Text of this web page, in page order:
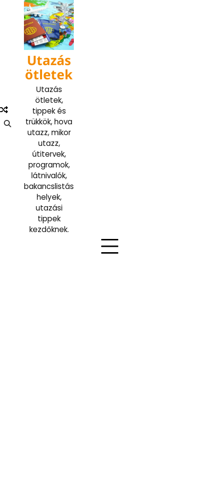
content
Utazás
ötletek
Utazás
ötletek,
tippek és
trükkök, hova
utazz, mikor
utazz,
útitervek,
programok,
látnivalók,
bakancslistás
helyek,
utazási
tippek
kezdőknek.